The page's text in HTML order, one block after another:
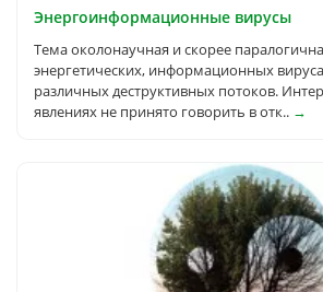
Энергоинформационные вирусы
Тема околонаучная и скорее
энергетических, информационных
различных деструктивных потоков.
явлениях не принято говорить в отк.. →